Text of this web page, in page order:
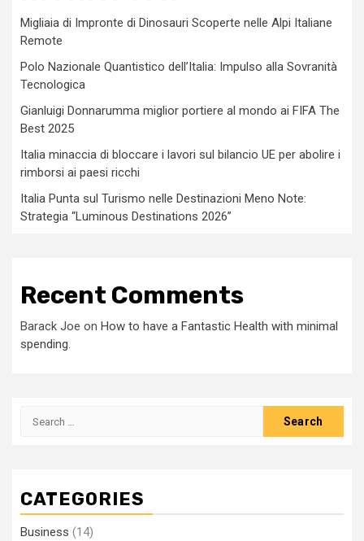
Migliaia di Impronte di Dinosauri Scoperte nelle Alpi Italiane
Remote
Polo Nazionale Quantistico dell’Italia: Impulso alla Sovranità
Tecnologica
Gianluigi Donnarumma miglior portiere al mondo ai FIFA The
Best 2025
Italia minaccia di bloccare i lavori sul bilancio UE per abolire i
rimborsi ai paesi ricchi
Italia Punta sul Turismo nelle Destinazioni Meno Note:
Strategia “Luminous Destinations 2026”
Recent Comments
Barack Joe on How to have a Fantastic Health with minimal
spending.
Search
CATEGORIES
Business (14)